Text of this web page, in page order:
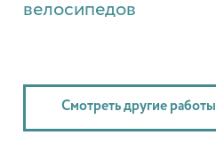
велосипедов
Смотреть другие работы